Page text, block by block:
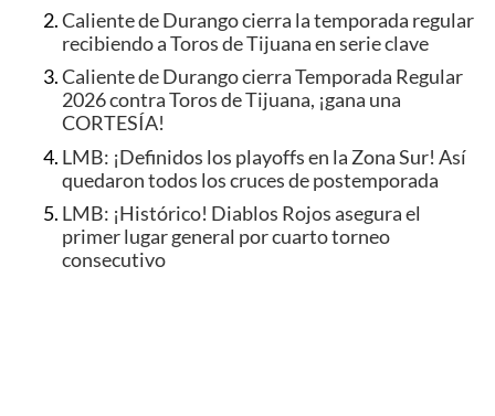
Caliente de Durango cierra la temporada regular
recibiendo a Toros de Tijuana en serie clave
Caliente de Durango cierra Temporada Regular
2026 contra Toros de Tijuana, ¡gana una
CORTESÍA!
LMB: ¡Definidos los playoffs en la Zona Sur! Así
quedaron todos los cruces de postemporada
LMB: ¡Histórico! Diablos Rojos asegura el
primer lugar general por cuarto torneo
consecutivo